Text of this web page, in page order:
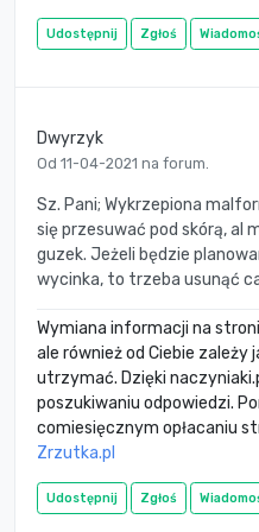
Udostępnij Zgłoś
Dwyrzyk
Od 11-04-2021 na forum.
Sz. Pani; Wykrzepiona
się przesuwać pod skórą, al
guzek. Jeżeli będzie
wycinka, to trzeba usunąć
Wymiana informacji na
ale również od Ciebie zależy
utrzymać. Dzięki
poszukiwaniu odpowiedzi.
comiesięcznym opłacaniu
Zrzutka.pl
Udostępnij Zgłoś